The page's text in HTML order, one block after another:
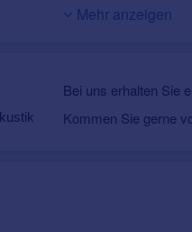
Kommen Sie gerne
Mehr anzeigen
Bei uns erhalten Sie
Kommen Sie gerne